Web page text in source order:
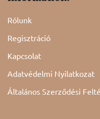
Rólunk
Regisztráció
Kapcsolat
Adatvédelmi Nyilatkozat
Általános Szerződési